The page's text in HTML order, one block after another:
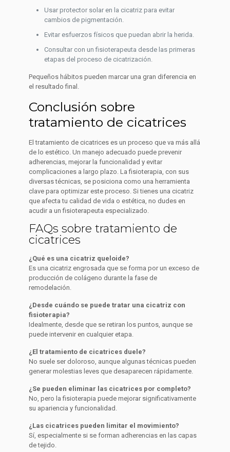
Usar protector solar en la cicatriz para evitar
cambios de pigmentación.
Evitar esfuerzos físicos que puedan abrir la herida.
Consultar con un fisioterapeuta desde las primeras
etapas del proceso de cicatrización.
Pequeños hábitos pueden marcar una gran diferencia en
el resultado final.
Conclusión sobre
tratamiento de cicatrices
El tratamiento de cicatrices es un proceso que va más allá
de lo estético. Un manejo adecuado puede prevenir
adherencias, mejorar la funcionalidad y evitar
complicaciones a largo plazo. La fisioterapia, con sus
diversas técnicas, se posiciona como una herramienta
clave para optimizar este proceso. Si tienes una cicatriz
que afecta tu calidad de vida o estética, no dudes en
acudir a un fisioterapeuta especializado.
FAQs sobre tratamiento de
cicatrices
¿Qué es una cicatriz queloide?
Es una cicatriz engrosada que se forma por un exceso de
producción de colágeno durante la fase de
remodelación.
¿Desde cuándo se puede tratar una cicatriz con
fisioterapia?
Idealmente, desde que se retiran los puntos, aunque se
puede intervenir en cualquier etapa.
¿El tratamiento de cicatrices duele?
No suele ser doloroso, aunque algunas técnicas pueden
generar molestias leves que desaparecen rápidamente.
¿Se pueden eliminar las cicatrices por completo?
No, pero la fisioterapia puede mejorar significativamente
su apariencia y funcionalidad.
¿Las cicatrices pueden limitar el movimiento?
Sí, especialmente si se forman adherencias en las capas
de tejido.